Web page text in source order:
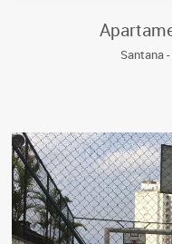
Santana